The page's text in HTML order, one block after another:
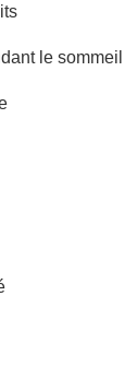
le sommeil